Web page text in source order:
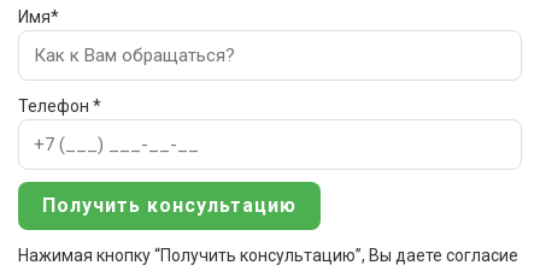
Имя*
Телефон *
Нажимая кнопку “Получить консультацию”, Вы даете согласие